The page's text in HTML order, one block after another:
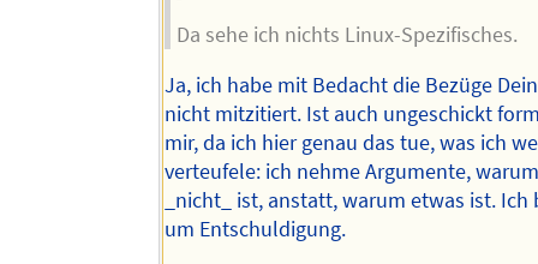
Da sehe ich nichts Linux-Spezifisches.
Ja, ich habe mit Bedacht die Bezüge
nicht mitzitiert. Ist auch ungeschickt
mir, da ich hier genau das tue, was ich
verteufele: ich nehme Argumente,
_nicht_ ist, anstatt, warum etwas ist.
um Entschuldigung.